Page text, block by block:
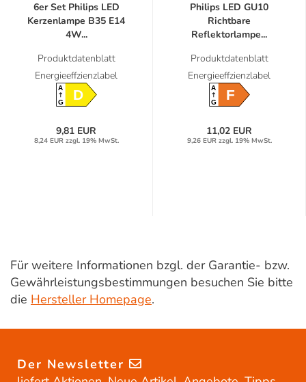
6er Set Philips LED
Kerzenlampe B35 E14
4W...
Produktdatenblatt
Energieeffzienzlabel
A
GD
9,81 EUR
8,24 EUR zzgl. 19% MwSt.
Philips LED GU10
Richtbare
Reflektorlampe...
Produktdatenblatt
Energieeffzienzlabel
A
GF
11,02 EUR
9,26 EUR zzgl. 19% MwSt.
Für weitere Informationen bzgl. der Garantie- bzw.
Gewährleistungsbestimmungen besuchen Sie bitte
die Hersteller Homepage.
Der Newsletter